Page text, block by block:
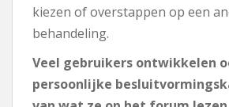
kiezen of overstappen op een
behandeling.
Veel gebruikers ontwikkelen
persoonlijke